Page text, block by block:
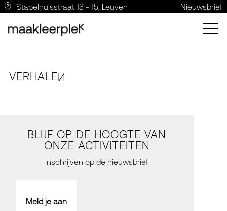
Stapelhuisstraat 13 - 15, Leuven Nieuwsbrief
VERHALEN
BLIJF OP DE HOOGTE VAN
ONZE ACTIVITEITEN
Inschrijven op de nieuwsbrief
Meld je aan